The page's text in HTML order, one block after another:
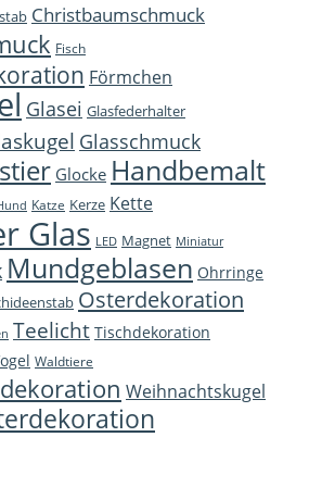
Christbaumschmuck
Fisch
Förmchen
Glasei Glasfederhalter
Glasschmuck
Glocke Handbemalt
Katze Kerze Kette
Glas LED Magnet Miniatur
Mundgeblasen Ohrringe
Osterdekoration
Teelicht Tischdekoration
Waldtiere
Weihnachtskugel